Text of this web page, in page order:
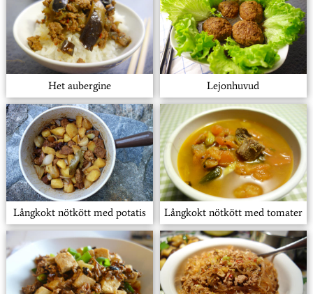
Het aubergine Lejonhuvud
Långkokt nötkött med potatis Långkokt nötkött med tomater